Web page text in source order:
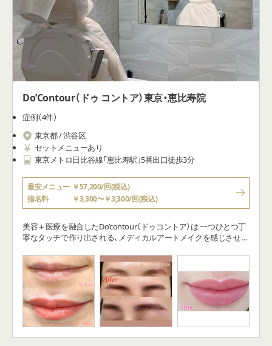
Do’Contour（ドゥ コントア）東京・恵比寿院
症例（4件）
東京都 / 渋谷区
セットメニューあり
東京メトロ日比谷線「恵比寿駅」5番出口徒歩3分
最安メニュー ￥57,200/回(税込)
指名料
￥3,300〜￥3,300/回(税込)
美容＋医療を融合したDo’contour（ドゥコントア）は 一つひとつ丁
寧なタッチで作り出される、メディカルアートメイクを感じさせな
上がりを特徴とします。